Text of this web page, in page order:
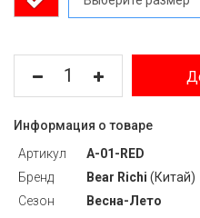
Информация о товаре
Артикул
A-01-RED
Бренд
Bear Richi (Китай)
Сезон
Весна-Лето